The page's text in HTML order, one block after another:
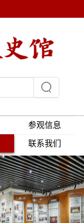
参观信息
联系我们